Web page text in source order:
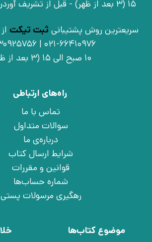
15 (3 بعد از ظهر) - قبل از تشریف آوردن تماس بگیرید
سریعترین روش پشتیبانی ثبت تیکت
021-66410976 | 09030925756
10 صبح الی 15 (3 بعد از ظهر)
راه‌های ارتباطی
تماس با ما
سوالات متداول
درباره‌ی ما
شرایط ارسال کتاب
قوانین و مقررات
شماره حساب‌ها
رهگیری مرسولات پستی
موضوع کتاب‌ها